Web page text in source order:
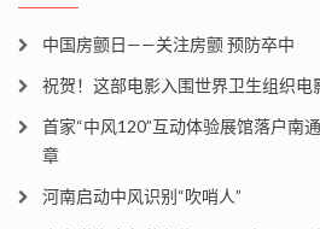
中国房颤日——关注房颤 预防卒中
祝贺！这部电影入围世界卫生组织电
首家“中风120”互动体验展馆落户南
章
河南启动中风识别“吹哨人”